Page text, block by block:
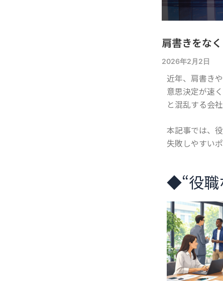
肩書きをな
2026年2月2日
近年、肩書き
意思決定が速
と混乱する会
本記事では、
失敗しやすい
◆“役